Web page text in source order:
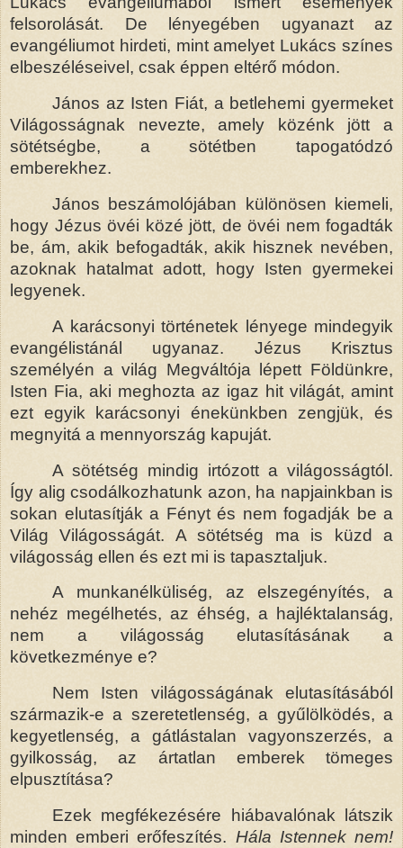
felsorolását. De lényegében ugyanazt az
evangéliumot hirdeti, mint amelyet Lukács színes
elbeszéléseivel, csak éppen eltérő módon.
János az Isten Fiát, a betlehemi gyermeket
Világosságnak nevezte, amely közénk jött a
sötétségbe, a sötétben tapogatódzó
emberekhez.
János beszámolójában különösen kiemeli,
hogy Jézus övéi közé jött, de övéi nem fogadták
be, ám, akik befogadták, akik hisznek nevében,
azoknak hatalmat adott, hogy Isten gyermekei
legyenek.
A karácsonyi történetek lényege mindegyik
evangélistánál ugyanaz. Jézus Krisztus
személyén a világ Megváltója lépett Földünkre,
Isten Fia, aki meghozta az igaz hit világát, amint
ezt egyik karácsonyi énekünkben zengjük, és
megnyitá a mennyország kapuját.
A sötétség mindig irtózott a világosságtól.
Így alig csodálkozhatunk azon, ha napjainkban is
sokan elutasítják a Fényt és nem fogadják be a
Világ Világosságát. A sötétség ma is küzd a
világosság ellen és ezt mi is tapasztaljuk.
A munkanélküliség, az elszegényítés, a
nehéz megélhetés, az éhség, a hajléktalanság,
nem a világosság elutasításának a
következménye e?
Nem Isten világosságának elutasításából
származik-e a szeretetlenség, a gyűlölködés, a
kegyetlenség, a gátlástalan vagyonszerzés, a
gyilkosság, az ártatlan emberek tömeges
elpusztítása?
Ezek megfékezésére hiábavalónak látszik
minden emberi erőfeszítés. Hála Istennek nem!